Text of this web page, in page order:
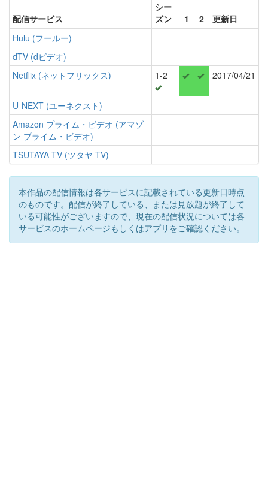
配信サービス
シー
ズン
1 2
更新日
Hulu (フールー)
dTV (dビデオ)
Netflix (ネットフリックス)
1-2 2017/04/21
U-NEXT (ユーネクスト)
Amazon プライム・ビデオ (アマゾ
ン プライム・ビデオ)
TSUTAYA TV (ツタヤ TV)
本作品の配信情報は各サービスに記載されている更新日時点
のものです。配信が終了している、または見放題が終了して
いる可能性がございますので、現在の配信状況については各
サービスのホームページもしくはアプリをご確認ください。